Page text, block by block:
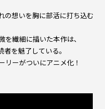
の想いを胸に部活に打ち込む
繊細に描いた本作は、
を魅了している。
リーがついにアニメ化！